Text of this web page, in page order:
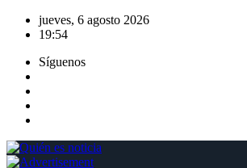
Saltar
jueves, 6 agosto 2026
19:54
Síguenos